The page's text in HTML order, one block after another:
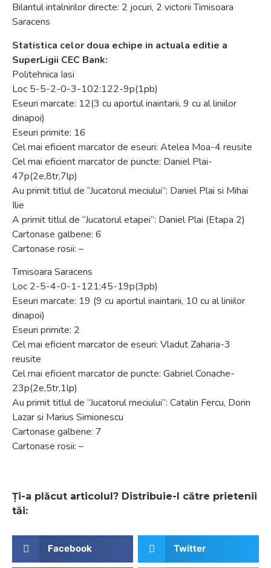
Bilantul intalnirilor directe: 2 jocuri, 2 victorii Timisoara
Saracens
Statistica celor doua echipe in actuala editie a
SuperLigii CEC Bank:
Politehnica Iasi
Loc 5-5-2-0-3-102:122-9p(1pb)
Eseuri marcate: 12(3 cu aportul inaintarii, 9 cu al liniilor
dinapoi)
Eseuri primite: 16
Cel mai eficient marcator de eseuri: Atelea Moa-4 reusite
Cel mai eficient marcator de puncte: Daniel Plai-
47p(2e,8tr,7lp)
Au primit titlul de “Jucatorul meciului”: Daniel Plai si Mihai
Ilie
A primit titlul de “Jucatorul etapei”: Daniel Plai (Etapa 2)
Cartonase galbene: 6
Cartonase rosii: –
Timisoara Saracens
Loc 2-5-4-0-1-121:45-19p(3pb)
Eseuri marcate: 19 (9 cu aportul inaintarii, 10 cu al liniilor
dinapoi)
Eseuri primite: 2
Cel mai eficient marcator de eseuri: Vladut Zaharia-3
reusite
Cel mai eficient marcator de puncte: Gabriel Conache-
23p(2e,5tr,1lp)
Au primit titlul de “Jucatorul meciului”: Catalin Fercu, Dorin
Lazar si Marius Simionescu
Cartonase galbene: 7
Cartonase rosii: –
Ți-a plăcut articolul? Distribuie-l către prietenii
tăi:
Facebook Twitter